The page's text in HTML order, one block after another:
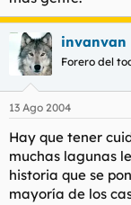
https://
t=1951
ese método de
Juas.
invanvan
Forero del
13 Ago 2004
Hay que tener
muchas lagunas
historia que se
mayoría de los